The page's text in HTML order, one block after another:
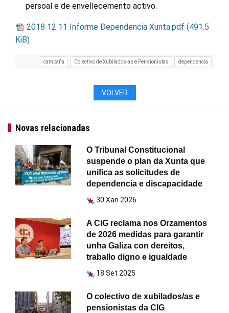
persoal e de envellecemento activo.
2018 12 11 Informe Dependencia Xunta.pdf (491.5
KiB)
campaña Colectivo de Xubilados-as e Pensionistas dependencia
VOLVER
Novas relacionadas
O Tribunal Constitucional
suspende o plan da Xunta que
unifica as solicitudes de
dependencia e discapacidade
30 Xan 2026
A CIG reclama nos Orzamentos
de 2026 medidas para garantir
unha Galiza con dereitos,
traballo digno e igualdade
18 Set 2025
O colectivo de xubilados/as e
pensionistas da CIG